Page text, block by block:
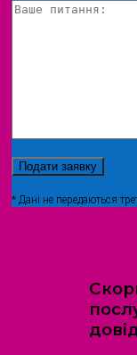
* Дані не передаються